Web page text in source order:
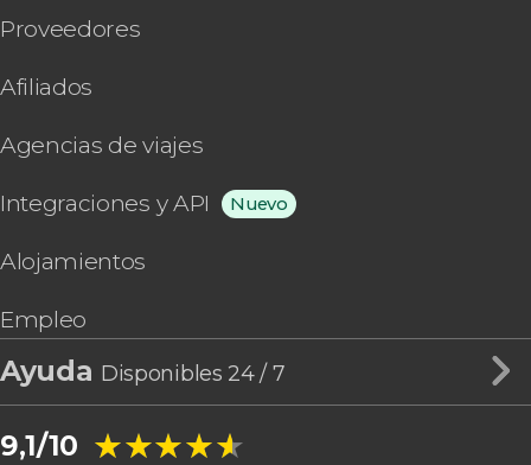
Proveedores
Afiliados
Agencias de viajes
Integraciones y API Nuevo
Alojamientos
Empleo
Ayuda Disponibles 24 / 7
9,1/10 ★★★★★
★★★★★